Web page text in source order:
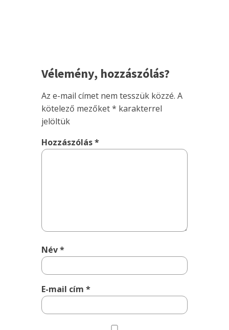
Vélemény, hozzászólás?
Az e-mail címet nem tesszük közzé. A
kötelező mezőket* karakterrel
jelöltük
Hozzászólás*
Név*
E-mail cím*